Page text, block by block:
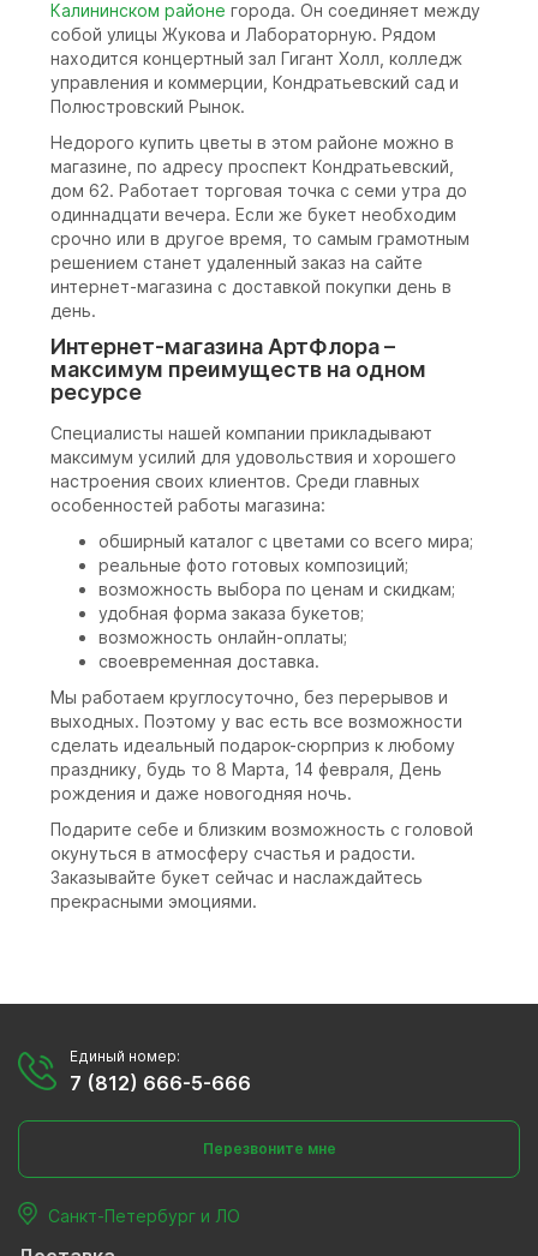
Калининском районе города. Он соединяет между
собой улицы Жукова и Лабораторную. Рядом
находится концертный зал Гигант Холл, колледж
управления и коммерции, Кондратьевский сад и
Полюстровский Рынок.
Недорого купить цветы в этом районе можно в
магазине, по адресу проспект Кондратьевский,
дом 62. Работает торговая точка с семи утра до
одиннадцати вечера. Если же букет необходим
срочно или в другое время, то самым грамотным
решением станет удаленный заказ на сайте
интернет-магазина с доставкой покупки день в
день.
Интернет-магазина АртФлора –
максимум преимуществ на одном
ресурсе
Специалисты нашей компании прикладывают
максимум усилий для удовольствия и хорошего
настроения своих клиентов. Среди главных
особенностей работы магазина:
обширный каталог с цветами со всего мира;
реальные фото готовых композиций;
возможность выбора по ценам и скидкам;
удобная форма заказа букетов;
возможность онлайн-оплаты;
своевременная доставка.
Мы работаем круглосуточно, без перерывов и
выходных. Поэтому у вас есть все возможности
сделать идеальный подарок-сюрприз к любому
празднику, будь то 8 Марта, 14 февраля, День
рождения и даже новогодняя ночь.
Подарите себе и близким возможность с головой
окунуться в атмосферу счастья и радости.
Заказывайте букет сейчас и наслаждайтесь
прекрасными эмоциями.
Единый номер:
7 (812) 666-5-666
Перезвоните мне
Санкт-Петербург и ЛО